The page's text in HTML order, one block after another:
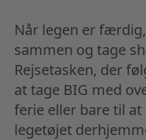
Når legen er
sammen og tage
Rejsetasken, der
at tage BIG med
ferie eller bare til
legetøjet